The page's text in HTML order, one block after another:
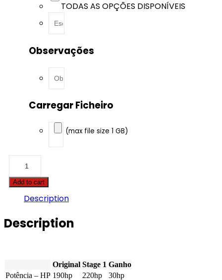
TODAS AS OPÇÕES DISPONÍVEIS
Observações
Carregar Ficheiro
(max file size 1 GB)
4
serie
190hp
quantity
Add to cart
Description
Description
Original Stage 1 Ganho
Potência – HP 190hp 220hp
30hp